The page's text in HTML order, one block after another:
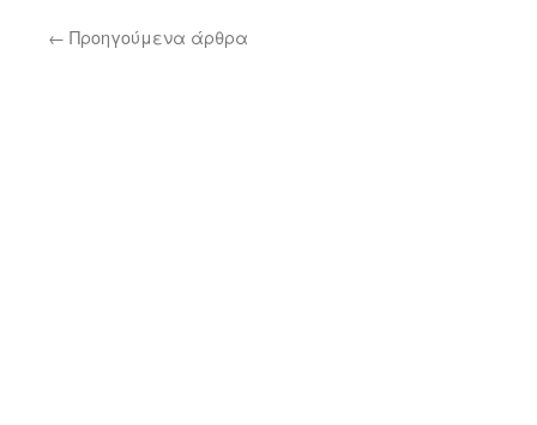
← Προηγούμενα άρθρα